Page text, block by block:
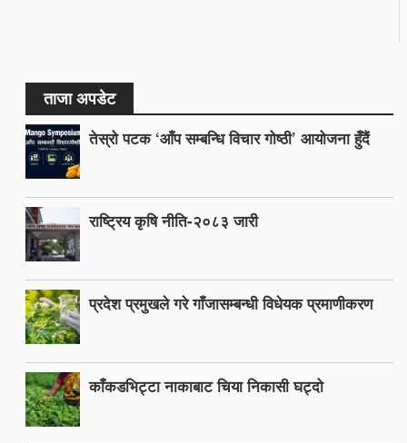
ताजा अपडेट
तेस्रो पटक ‘आँप सम्बन्धि विचार गोष्ठी’ आयोजना हुँदैं
राष्ट्रिय कृषि नीति-२०८३ जारी
प्रदेश प्रमुखले गरे गाँजासम्बन्धी विधेयक प्रमाणीकरण
काँकडभिट्टा नाकाबाट चिया निकासी घट्दो